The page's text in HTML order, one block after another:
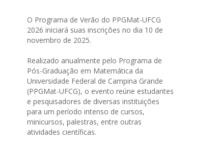
O Programa de Verão do PPGMat-UFCG
2026 iniciará suas inscrições no dia 10 de
novembro de 2025.
Realizado anualmente pelo Programa de
Pós-Graduação em Matemática da
Universidade Federal de Campina Grande
(PPGMat-UFCG), o evento reúne estudantes
e pesquisadores de diversas instituições
para um período intenso de cursos,
minicursos, palestras, entre outras
atividades científicas.